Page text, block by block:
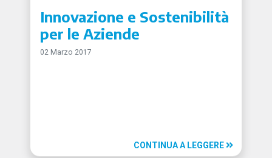
Innovazione e Sostenibilità
per le Aziende
02 Marzo 2017
CONTINUA A LEGGERE